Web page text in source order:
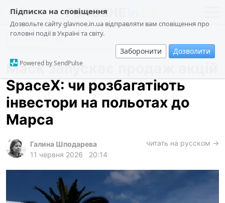
Підписка на сповіщення
Дозвольте сайту glavnoe.in.ua відправляти вам сповіщення про
головні події в Україні та світу.
Заборонити Дозволити
Powered by SendPulse
новини
про проєкт
суспільство
події
кримінал
харків
архів
Економіка
Маск запускає продаж акцій
SpaceX: чи розбагатіють
інвестори на польотах до
Марса
Галина Шподарева
11 червня 2026
20:14
читать на русском →